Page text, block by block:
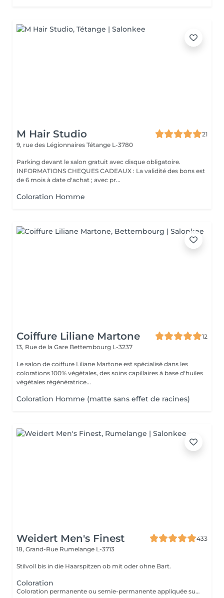
M Hair Studio
21
9, rue des Légionnaires Tétange L-3780
Parking devant le salon gratuit avec disque obligatoire.
INFORMATIONS CHEQUES CADEAUX : La validité des bons est
de 6 mois à date d'achat ; avec pr...
Coloration Homme
Coiffure Liliane Martone
12
13, Rue de la Gare Bettembourg L-3237
Le salon de coiffure Liliane Martone est spécialisé dans les
colorations 100% végétales, des soins capillaires à base d'huiles
végétales régénératrice...
Coloration Homme (matte sans effet de racines)
Weidert Men's Finest
433
18, Grand-Rue Rumelange L-3713
Stilvoll bis in die Haarspitzen ob mit oder ohne Bart.
Coloration
Coloration permanente ou semie-permanente appliquée sur cheveux capillaires Coupe de cheveux NON incluse